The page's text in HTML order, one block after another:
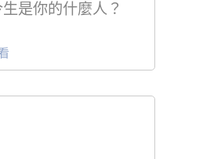
是你的什麼人？